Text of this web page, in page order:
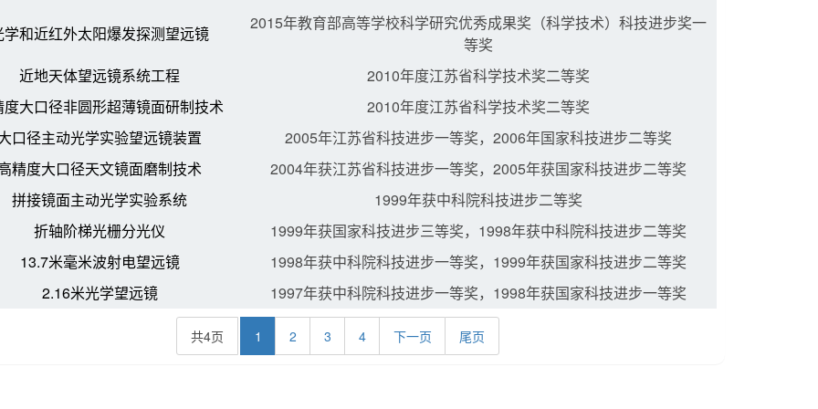
学和近红外太阳爆发探测望远镜
2015年教育部高等学校科学研究优秀成果奖（科学技术）科技进步奖一
等奖
近地天体望远镜系统工程
2010年度江苏省科学技术奖二等奖
度大口径非圆形超薄镜面研制技术
2010年度江苏省科学技术奖二等奖
口径主动光学实验望远镜装置
2005年江苏省科技进步一等奖，2006年国家科技进步二等奖
精度大口径天文镜面磨制技术
2004年获江苏省科技进步一等奖，2005年获国家科技进步二等奖
拼接镜面主动光学实验系统
1999年获中科院科技进步二等奖
折轴阶梯光栅分光仪
1999年获国家科技进步三等奖，1998年获中科院科技进步二等奖
13.7米毫米波射电望远镜
1998年获中科院科技进步一等奖，1999年获国家科技进步二等奖
2.16米光学望远镜
1997年获中科院科技进步一等奖，1998年获国家科技进步一等奖
共4页 1 2 3 4 下一页 尾页